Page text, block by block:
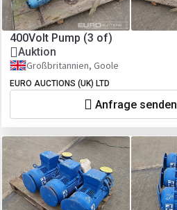
400Volt Pump (3 of)
Auktion
Großbritannien, Goole
EURO AUCTIONS (UK) LTD
Anfrage senden